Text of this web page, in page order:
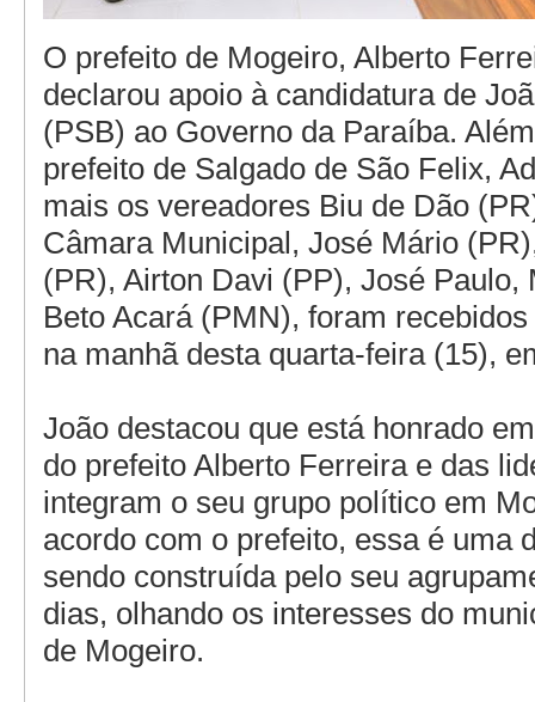
O prefeito de Mogeiro, Alberto
declarou apoio à candidatura de
(PSB) ao Governo da Paraíba.
prefeito de Salgado de São Felix,
mais os vereadores Biu de Dão
Câmara Municipal, José Mário
(PR), Airton Davi (PP), José Paulo,
Beto Acará (PMN), foram
na manhã desta quarta-feira (15),
João destacou que está honrado
do prefeito Alberto Ferreira e das
integram o seu grupo político em
acordo com o prefeito, essa é uma
sendo construída pelo seu
dias, olhando os interesses do
de Mogeiro.